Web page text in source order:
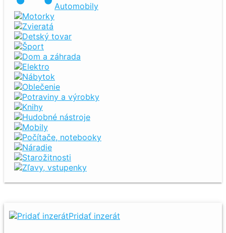
Automobily
Motorky
Zvieratá
Detský tovar
Šport
Dom a záhrada
Elektro
Nábytok
Oblečenie
Potraviny a výrobky
Knihy
Hudobné nástroje
Mobily
Počítače, notebooky
Náradie
Starožitnosti
Zľavy, vstupenky
Pridať inzerát